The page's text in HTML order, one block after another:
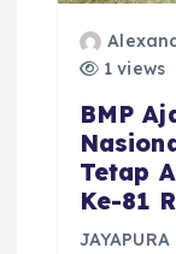
1 views
BMP
Tetap
Ke-81